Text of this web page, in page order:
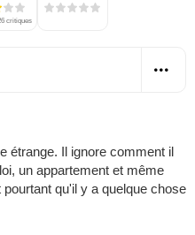
critiques
étrange. Il ignore comment il
un appartement et même
qu'il y a quelque chose